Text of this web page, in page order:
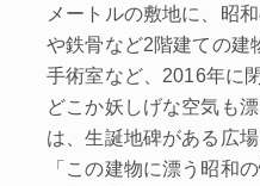
メートルの敷地に、昭
や鉄骨など2階建ての建
手術室など、2016年に
どこか妖しげな空気も
は、生誕地碑がある広
「この建物に漂う昭和